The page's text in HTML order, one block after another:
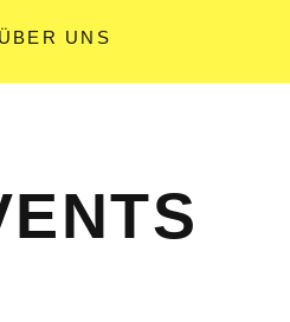
ÜBER UNS